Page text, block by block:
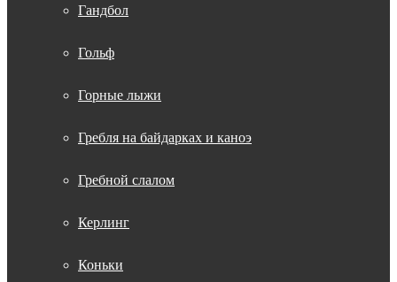
Гандбол
Гольф
Горные лыжи
Гребля на байдарках и каноэ
Гребной слалом
Керлинг
Коньки